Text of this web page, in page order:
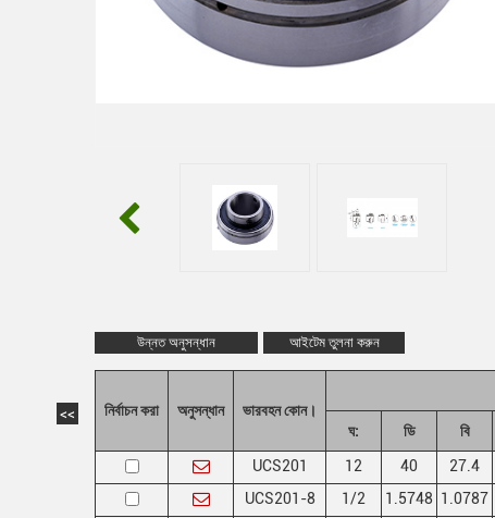
উন্নত অনুসন্ধান আইটেম তুলনা করুন
<< নির্বাচন করা অনুসন্ধান ভারবহন কোন।
ঘ:
ডি বি
UCS201
12 40 27.4
UCS201-8
1/2 1.5748 1.0787